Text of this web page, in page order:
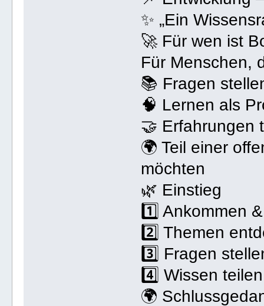
✨ „Ein
🚀 Für wen ist
Für Menschen,
📚 Fragen
🧠 Lernen als
🤝 Erfahrungen
🌍 Teil einer
möchten
🌿 Einstieg
1️⃣ Ankommen
2️⃣ Themen
3️⃣ Fragen
4️⃣ Wissen
🌍